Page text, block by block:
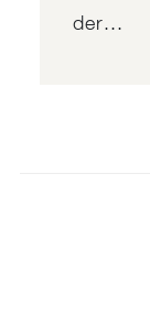
der...